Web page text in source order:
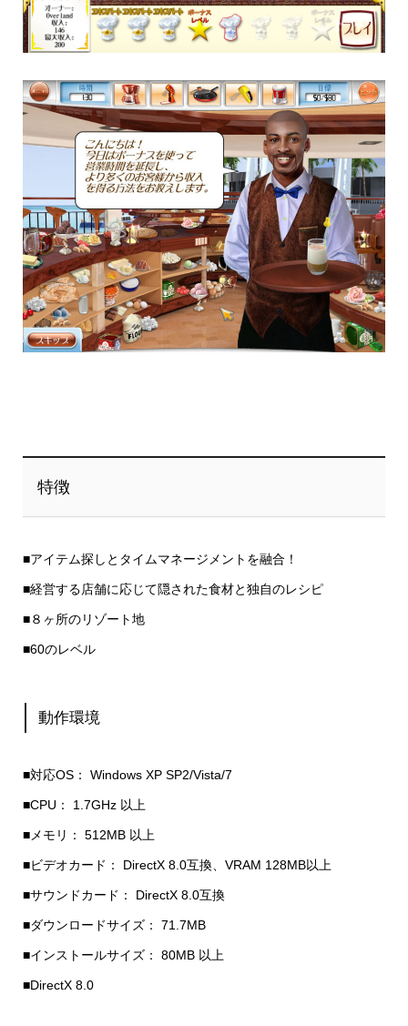
特徴
■アイテム探しとタイムマネージメントを融合！
■経営する店舗に応じて隠された食材と独自のレシピ
■８ヶ所のリゾート地
■60のレベル
動作環境
■対応OS： Windows XP SP2/Vista/7
■CPU： 1.7GHz 以上
■メモリ： 512MB 以上
■ビデオカード： DirectX 8.0互換、VRAM 128MB以上
■サウンドカード： DirectX 8.0互換
■ダウンロードサイズ： 71.7MB
■インストールサイズ： 80MB 以上
■DirectX 8.0